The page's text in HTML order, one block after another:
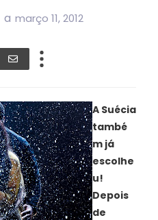
a março 11, 2012
A Suécia
també
m já
escolhe
u!
Depois
de